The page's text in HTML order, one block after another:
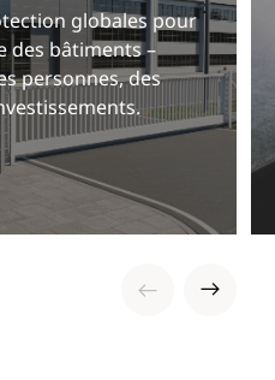
globales pour
des bâtiments –
personnes, des